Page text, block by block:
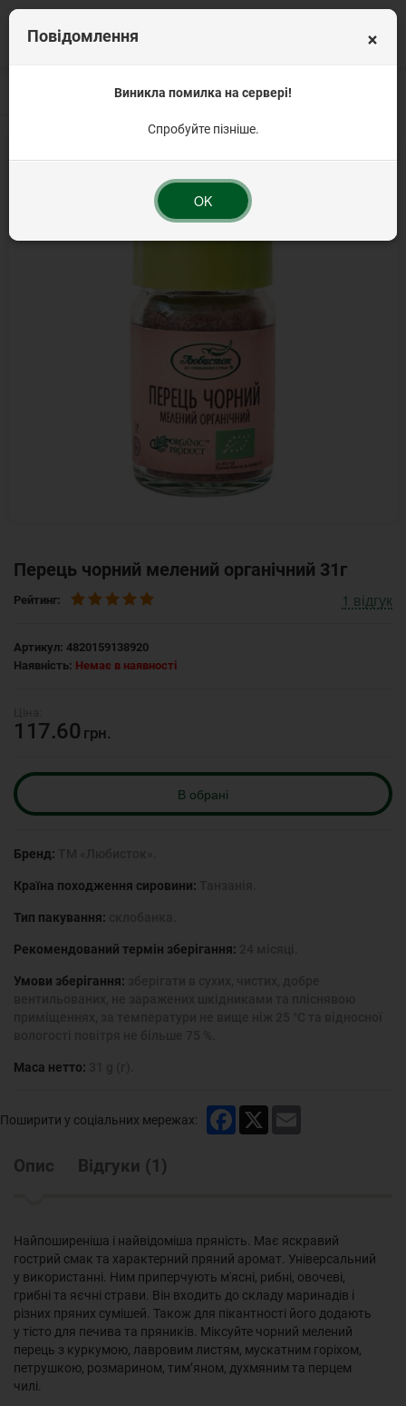
Приправи та прянощі Прянощі, трави та приправи органічні
Перець чорний мелений органічний 31г
Рейтинг: 1 відгук
Артикул: 4820159138920
Наявність: Немає в наявності
117.60 грн.
В обрані
Бренд:
Країна походження сировини:
Тип пакування:
Рекомендований термін зберігання:
Умови зберігання:
Маса нетто:
Поширити у соціальних мережах: Facebook
Опис Відгуки (1 )
Найпоширеніша і найвідоміша пряність. Має яскравий
гострий смак та характерний пряний аромат. Універсальний
у використанні. Ним приперчують м'ясні, рибні, овочеві,
грибні та яєчні страви. Він входить до складу маринадів і
різних пряних сумішей. Також для пікантності його додають
у тісто для печива та пряників. Міксуйте чорний мелений
перець з куркумою, лавровим листям, мускатним горіхом,
петрушкою, розмарином, тим’яном, духмяним та перцем
чилі.
×
Повідомлення
Виникла помилка на сервері!
Спробуйте пізніше.
OK